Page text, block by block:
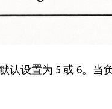
设置为 5 或 6。当